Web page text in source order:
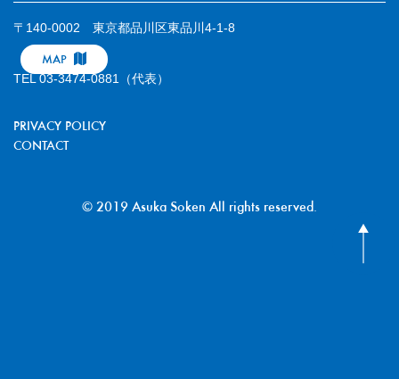
〒140-0002 東京都品川区東品川4-1-8
MAP
TEL 03-3474-0881（代表）
PRIVACY POLICY
CONTACT
© 2019 Asuka Soken All rights reserved.